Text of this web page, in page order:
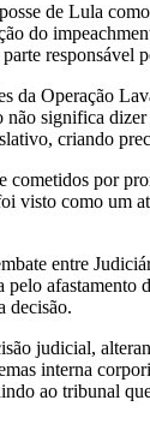
de Lula
do
responsável
Operação
significa
criando
por
como um
entre
decisão.
judicial,
interna
ao tribunal